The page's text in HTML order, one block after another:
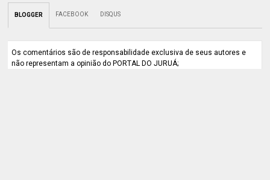
BLOGGER FACEBOOK DISQUS
Os comentários são de responsabilidade exclusiva de seus autores e
não representam a opinião do PORTAL DO JURUÁ;